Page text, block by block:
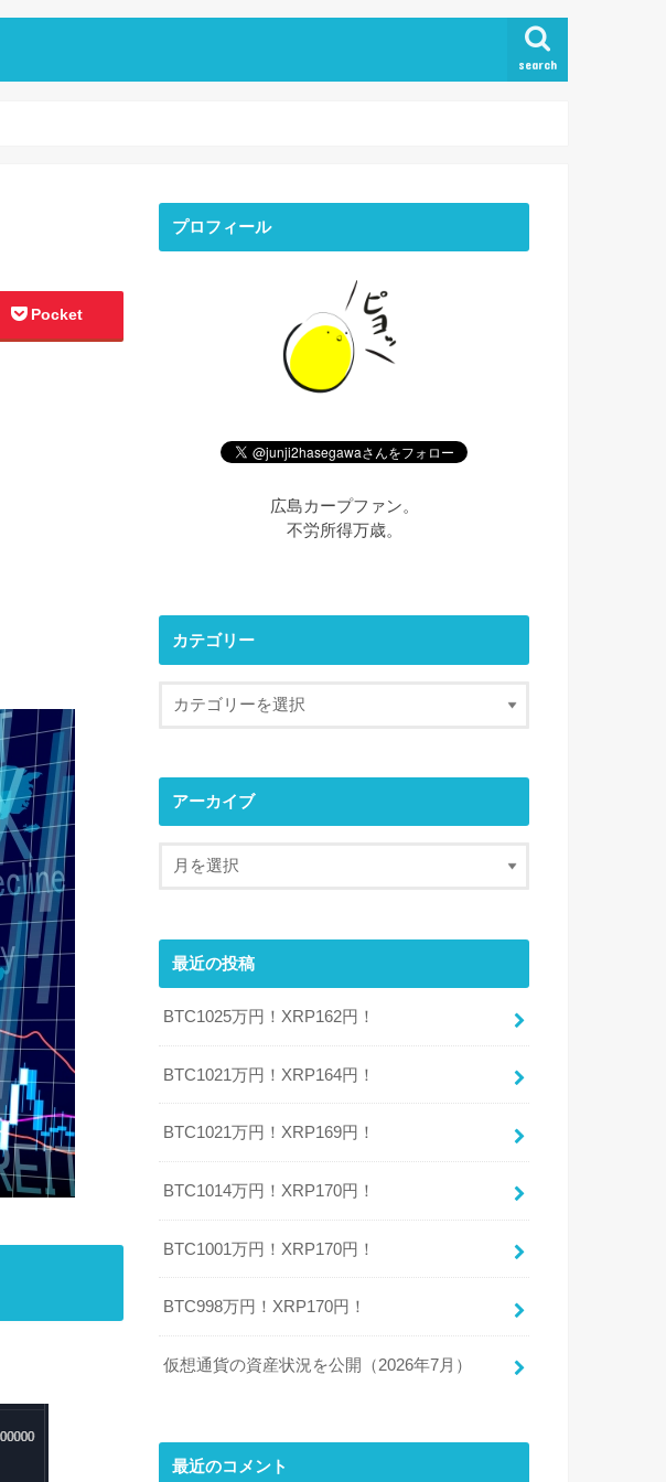
search
Pocket
プロフィール
広島カープファン。
不労所得万歳。
カテゴリー
アーカイブ
最近の投稿
BTC1025万円！XRP162円！
BTC1021万円！XRP164円！
BTC1021万円！XRP169円！
BTC1014万円！XRP170円！
BTC1001万円！XRP170円！
BTC998万円！XRP170円！
仮想通貨の資産状況を公開（2026年7月）
最近のコメント